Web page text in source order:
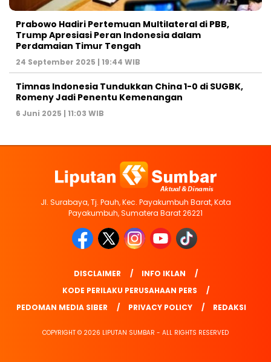
Prabowo Hadiri Pertemuan Multilateral di PBB,
Trump Apresiasi Peran Indonesia dalam
Perdamaian Timur Tengah
24 September 2025 | 19:44 WIB
Timnas Indonesia Tundukkan China 1-0 di SUGBK,
Romeny Jadi Penentu Kemenangan
6 Juni 2025 | 11:03 WIB
Jl. Surabaya, Tj. Pauh, Kec. Payakumbuh Barat, Kota
Payakumbuh, Sumatera Barat 26221
DISCLAIMER
INFO IKLAN
KODE PERILAKU PERUSAHAAN PERS
PEDOMAN MEDIA SIBER
PRIVACY POLICY REDAKSI
COPYRIGHT © 2026 LIPUTAN SUMBAR - ALL RIGHTS RESERVED